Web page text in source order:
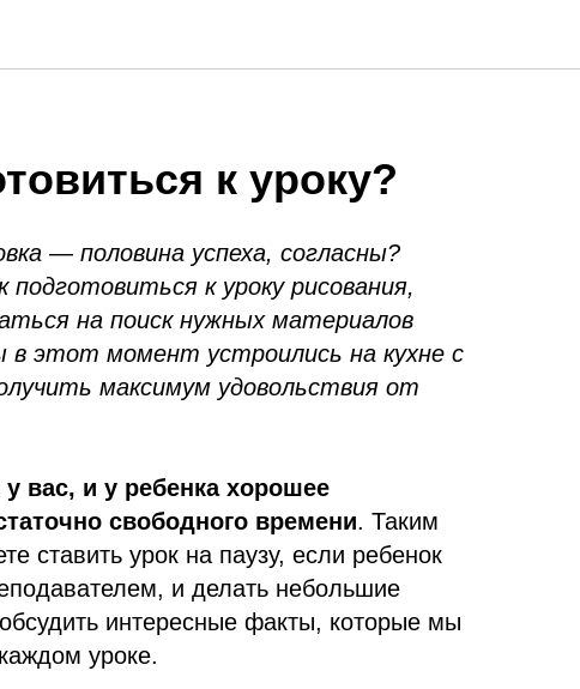
к уроку?
— половина успеха, согласны?
подготовиться к уроку рисования,
на поиск нужных материалов
в этот момент устроились на кухне с
максимум удовольствия от
вас, и у ребенка хорошее
свободного времени. Таким
ставить урок на паузу, если ребенок
и делать небольшие
интересные факты, которые мы
уроке.